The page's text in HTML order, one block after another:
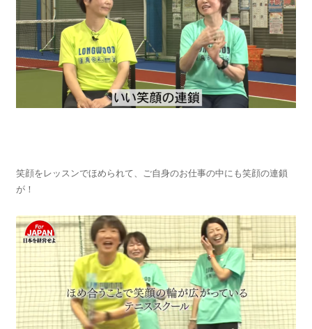
笑顔をレッスンでほめられて、ご自身のお仕事の中にも笑顔の連鎖
が！